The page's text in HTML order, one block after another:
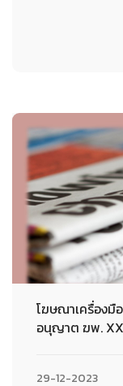
โฆษณาเครื่องมื
อนุญาต ฆพ.
29-12-2023